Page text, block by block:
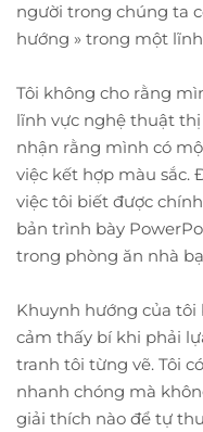
người trong chúng ta
hướng » trong một
Tôi không cho rằng
lĩnh vực nghệ thuật thị
nhận rằng mình có
việc kết hợp màu sắc.
việc tôi biết được
bản trình bày
trong phòng ăn nhà
Khuynh hướng của tôi
cảm thấy bí khi phải
tranh tôi từng vẽ. Tôi
nhanh chóng mà
giải thích nào để tự